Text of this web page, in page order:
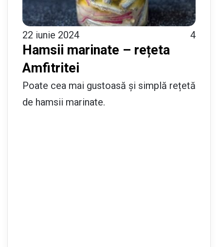
22 iunie 2024 4
Hamsii marinate – rețeta
Amfitritei
Poate cea mai gustoasă și simplă rețetă
de hamsii marinate.